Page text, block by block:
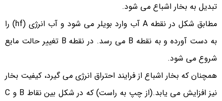
تبدیل به بخار اشباع می شود.
مطابق شکل در نقطه A آب وارد بویلر می شود و آب انرژی (hf) را
به دست آورده و به نقطه B می رسد. در نقطه B تغییر حالت مایع
شروع می شود.
همچنان که بخار اشباع از فرایند احتراق انرژی می گیرد، کیفیت بخار
نیز افزایش می یابد.(از چپ به راست) که در شکل بین نقاط B و C